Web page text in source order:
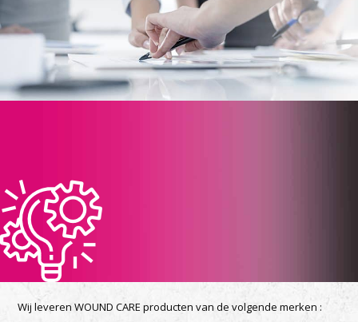
Wij leveren WOUND CARE producten van de volgende merken :